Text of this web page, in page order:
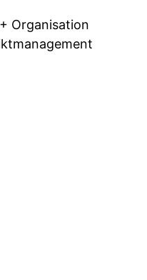
Organisation